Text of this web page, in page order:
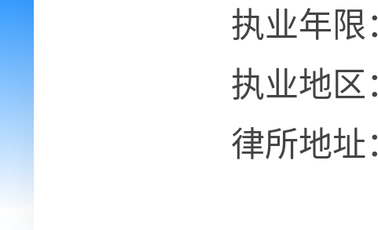
执业年限
执业地区
律所地址